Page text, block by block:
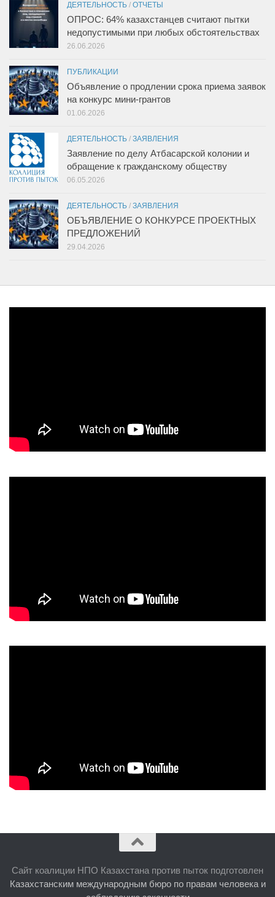
ДЕЯТЕЛЬНОСТЬ / ОТЧЕТЫ
ОПРОС: 64% казахстанцев считают пытки
недопустимыми при любых обстоятельствах
26.06.2026
ПУБЛИКАЦИИ
Объявление о продлении срока приема заявок
на конкурс мини-грантов
01.06.2026
ДЕЯТЕЛЬНОСТЬ / ЗАЯВЛЕНИЯ
Заявление по делу Атбасарской колонии и
обращение к гражданскому обществу
06.05.2026
ДЕЯТЕЛЬНОСТЬ / ЗАЯВЛЕНИЯ
ОБЪЯВЛЕНИЕ О КОНКУРСЕ ПРОЕКТНЫХ
ПРЕДЛОЖЕНИЙ
29.04.2026
Сайт коалиции НПО Казахстана против пыток подготовлен
Казахстанским международным бюро по правам человека и